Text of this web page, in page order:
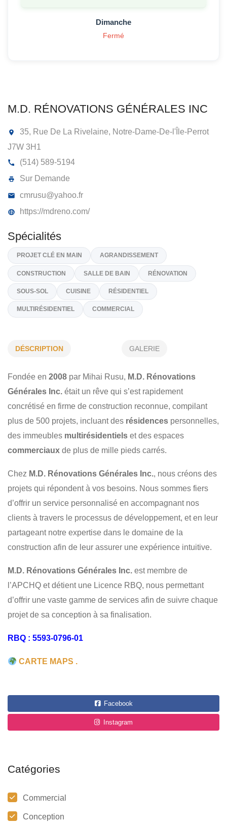
M.D. RÉNOVATIONS GÉNÉRALES INC
35, Rue De La Rivelaine, Notre-Dame-De-l'Île-Perrot
(514) 589-5194
cmrusu@yahoo.fr
https://mdreno.com/
PROJET CLÉ EN MAIN
RÉSIDENTIEL
MULTIRÉSIDENTIEL COMMERCIAL
DÉSCRIPTION GALERIE
Fondée en 2008 par Mihai Rusu, M.D. Rénovations
Générales Inc. était un rêve qui s’est rapidement
concrétisé en firme de construction reconnue, compilant
plus de 500 projets, incluant des résidences personnelles,
des immeubles multirésidentiels et des espaces
commerciaux de plus de mille pieds carrés.
Chez M.D. Rénovations Générales Inc., nous créons des
projets qui répondent à vos besoins. Nous sommes fiers
d’offrir un service personnalisé en accompagnant nos
clients à travers le processus de développement, et en leur
partageant notre expertise dans le domaine de la
construction afin de leur assurer une expérience intuitive.
M.D. Rénovations Générales Inc. est membre de
l’APCHQ et détient une Licence RBQ, nous permettant
d’offrir une vaste gamme de services afin de suivre chaque
projet de sa conception à sa finalisation.
RBQ : 5593-0796-01
CARTE MAPS .
Facebook
Instagram
Catégories
Commercial
Conception
Dimanche
Fermé